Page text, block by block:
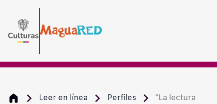
Leer en línea Perfiles
“La lectura